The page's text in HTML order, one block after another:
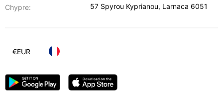
Chypre:
57 Spyrou Kyprianou, Larnaca 6051
€EUR